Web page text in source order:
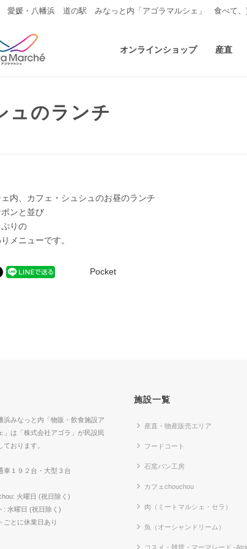
愛媛・八幡浜 道の駅 みなっと内「アゴラマルシェ」 食べて、
オンラインショップ 産直
ュのランチ
内、カフェ・シュシュのお昼のランチ
ンと並び
りの
メニューです。
Pocket
浜みなっと内「物販・飲食施設ア
」は「株式会社アゴラ」が民設民
ております。
車１９２台・大型３台
火曜日 (祝日除く)
: 水曜日 (祝日除く)
ごとに休業日あり
施設一覧
産直・物産販売エリア
フードコート
石窯パン工房
カフェchouchou
肉（ミートマルシェ・セラ）
魚（オーシャンドリーム）
コスメ・雑貨・マーマレード -